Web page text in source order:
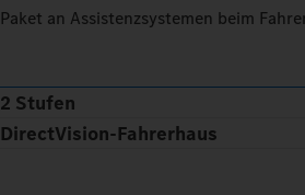
Paket an Assistenzsystemen beim
2 Stufen
DirectVision-Fahrerhaus